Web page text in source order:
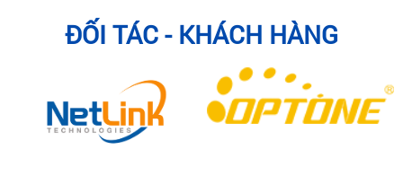
ĐỐI TÁC - KHÁCH HÀNG